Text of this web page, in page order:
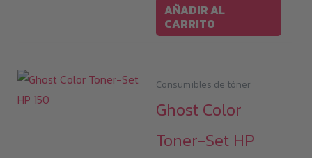
AÑADIR AL
CARRITO
Consumibles de tóner
Ghost Color
Toner-Set HP